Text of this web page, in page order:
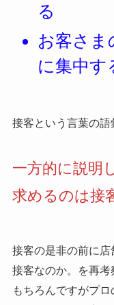
る
お客さま
に集中す
接客という言葉の語
一方的に説明
求めるのは接
接客の是非の前に
接客なのか。を再考
もちろんですがプロ